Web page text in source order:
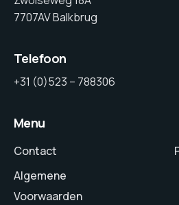
7707AV Balkbrug
Telefoon
+31 (0)523 – 788306
Menu
Contact
Algemene
Voorwaarden